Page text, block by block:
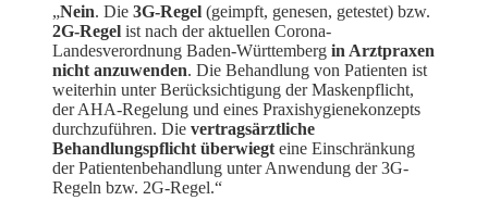
„Nein. Die 3G-Regel (geimpft, genesen, getestet) bzw.
2G-Regel ist nach der aktuellen Corona-
Landesverordnung Baden-Württemberg in Arztpraxen
nicht anzuwenden. Die Behandlung von Patienten ist
weiterhin unter Berücksichtigung der Maskenpflicht,
der AHA-Regelung und eines Praxishygienekonzepts
durchzuführen. Die vertrags­ärztliche
Behandlungspflicht überwiegt eine Einschränkung
der Patienten­behandlung unter Anwendung der 3G-
Regeln bzw. 2G-Regel.“